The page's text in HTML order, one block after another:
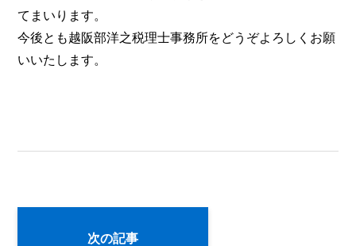
てまいります。
今後とも越阪部洋之税理士事務所をどうぞよろしくお願
いいたします。
次の記事